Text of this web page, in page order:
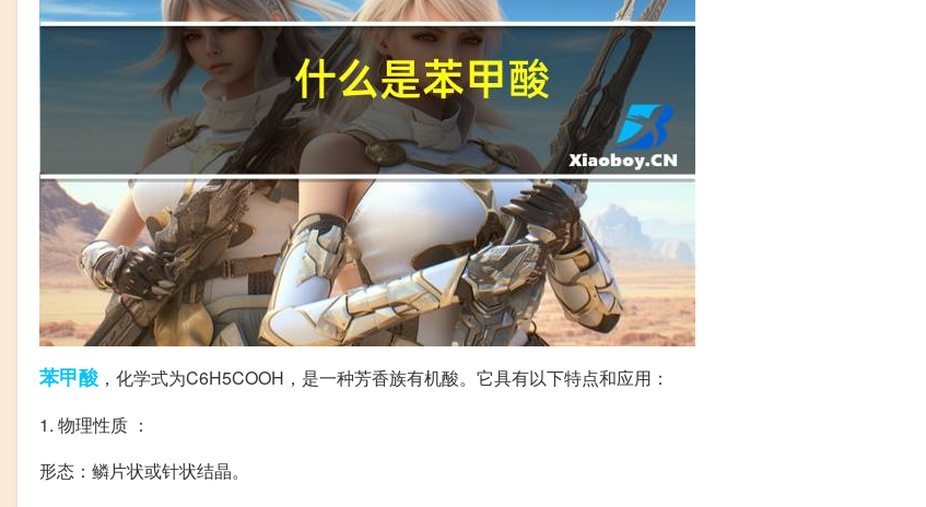
苯甲酸 ，化学式为C6H5COOH，是一种芳香族有机酸。它具有以下特点和应用：
1. 物理性质 ：
形态：鳞片状或针状结晶。